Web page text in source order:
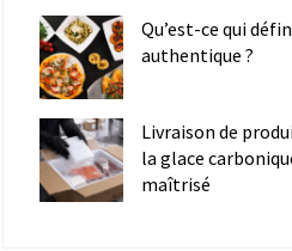
Qu’est-ce qui
authentique ?
Livraison de
la glace
maîtrisé